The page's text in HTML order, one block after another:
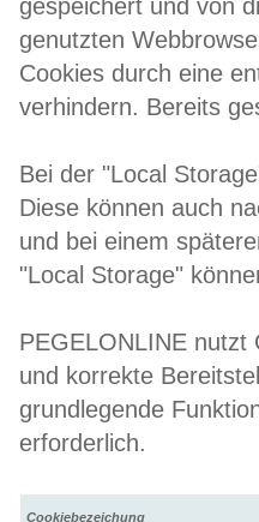
gespeichert und von
genutzten
Cookies durch eine
verhindern. Bereits
Bei der "Local
Diese können auch
und bei einem
"Local Storage"
PEGELONLINE nutzt
und korrekte
grundlegende
erforderlich.
Cookiebezeichung